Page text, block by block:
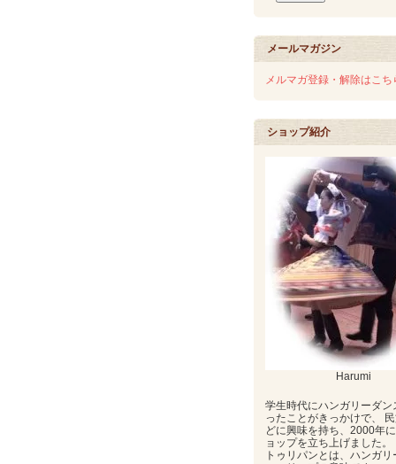
メールマガジン
メルマガ登録・解除はこち
ショップ紹介
Harumi
学生時代にハンガリーダン
ったことがきっかけで、
どに興味を持ち、2000年
ョップを立ち上げました。
トゥリパンとは、ハンガリ